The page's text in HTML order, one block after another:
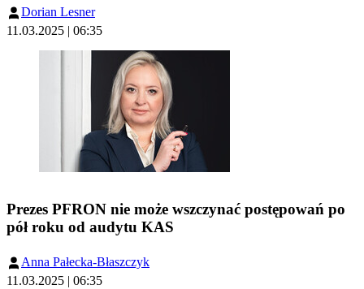
Dorian Lesner
11.03.2025 | 06:35
Prezes PFRON nie może wszczynać postępowań po
pół roku od audytu KAS
Anna Pałecka-Błaszczyk
11.03.2025 | 06:35